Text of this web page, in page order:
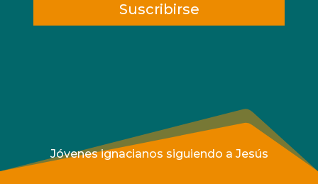
Suscribirse
Jóvenes ignacianos siguiendo a Jesús